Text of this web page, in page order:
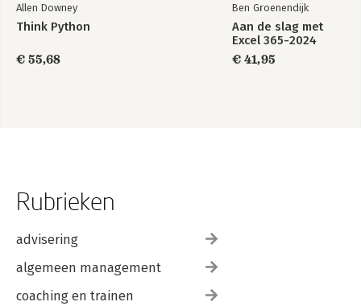
Allen Downey
Think Python
€ 55,68
Ben Groenendijk
Aan de slag met
Excel 365-2024
€ 41,95
Rubrieken
advisering
algemeen management
coaching en trainen